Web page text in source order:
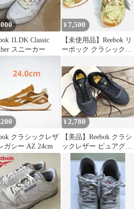
1LDK Classic
スニーカー
¥ 7,500
【未使用品】Reebok リ
ーボック クラシックレ
クラシックレザ
ガシー AZ 24cm
¥2,780
【美品】Reebok クラシ
ックレザー ピュアグレ
ー 23.5cm スエード